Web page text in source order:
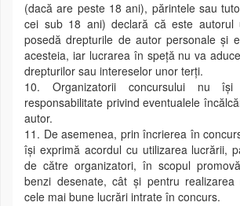
(dacă are peste 18 ani), părintele sau
cei sub 18 ani) declară că este autorul
posedă drepturile de autor personale şi
acesteia, iar lucrarea în speță nu va
drepturilor sau intereselor unor terţi.
10. Organizatorii concursului nu
responsabilitate privind eventualele
autor.
11. De asemenea, prin încrierea în
își exprimă acordul cu utilizarea lucrării,
de către organizatori, în scopul
benzi desenate, cât și pentru
cele mai bune lucrări intrate în concurs.